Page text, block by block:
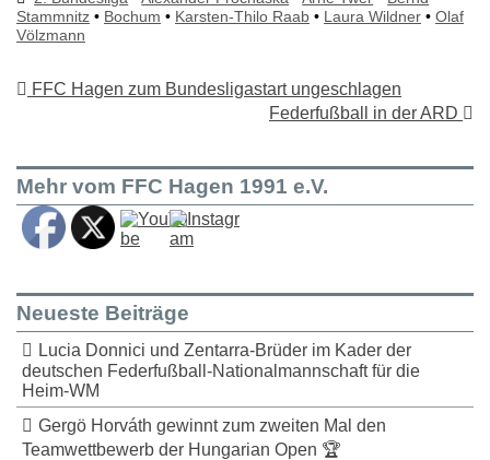
Stammnitz • Bochum • Karsten-Thilo Raab • Laura Wildner • Olaf
Völzmann
FFC Hagen zum Bundesligastart ungeschlagen
Federfußball in der ARD
Mehr vom FFC Hagen 1991 e.V.
Neueste Beiträge
Lucia Donnici und Zentarra-Brüder im Kader der
deutschen Federfußball-Nationalmannschaft für die
Heim-WM
Gergö Horváth gewinnt zum zweiten Mal den
Teamwettbewerb der Hungarian Open 🏆